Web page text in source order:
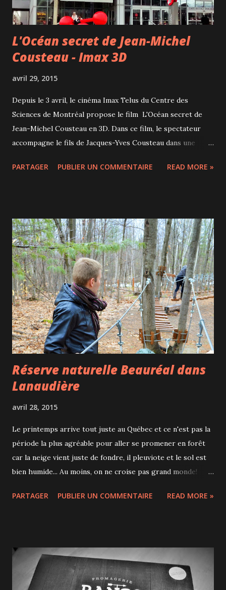
L'Océan secret de Jean-Michel
Cousteau - Imax 3D
avril 29, 2015
Depuis le 3 avril, le cinéma Imax Telus du Centre des
Sciences de Montréal propose le film L'Océan secret de
Jean-Michel Cousteau en 3D. Dans ce film, le spectateur
accompagne le fils de Jacques-Yves Cousteau dans une
marine totalement inconnue. Jean-Michel Cousteau, fervent
dépendons tous car il produit une quantité importante
d'oxygène. Voici la bande-annonce : Grâce à des images très
précises, on peut admirer de près, parfois même de trop
près (cela peut être très impressionnant pour de jeunes
enfants), une trentaine d'espèces. On passe de la gueule du
mérou à l'anémone, de la conque au bernard-l'hermite, du
poisson clown au poulpe, sans oublier le crabe flèche, le
lièvre de mer tacheté ou encore le bénitier. Ce...
PARTAGER PUBLIER UN COMMENTAIRE READ MORE »
Réserve naturelle Beauréal dans
Lanaudière
avril 28, 2015
Le printemps arrive tout juste au Québec et ce n'est pas la
période la plus agréable pour aller se promener en forêt
car la neige vient juste de fondre, il pleuviote et le sol est
bien humide... Au moins, on ne croise pas grand monde!
Lanaudière. L'entrée est gratuite en cette pré-saison,
contribué! Ponts variés, tyrolienne, on passe un bon
moment en famille. Ça fait du bien de se ressourcer dans la
nature, à peine à 1 heure de route de Montréal. La Réserve
PARTAGER PUBLIER UN COMMENTAIRE READ MORE »